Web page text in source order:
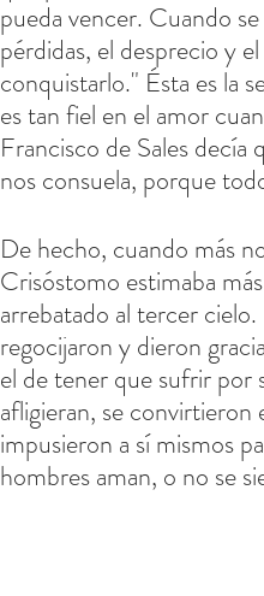
pueda vencer. Cuando
pérdidas, el desprecio y
conquistarlo." Ésta es la
es tan fiel en el amor
Francisco de Sales
nos consuela, porque
De hecho, cuando más
Crisóstomo estimaba
arrebatado al tercer
regocijaron y dieron
el de tener que sufrir por
afligieran, se convirtieron
impusieron a sí mismos
hombres aman, o no se